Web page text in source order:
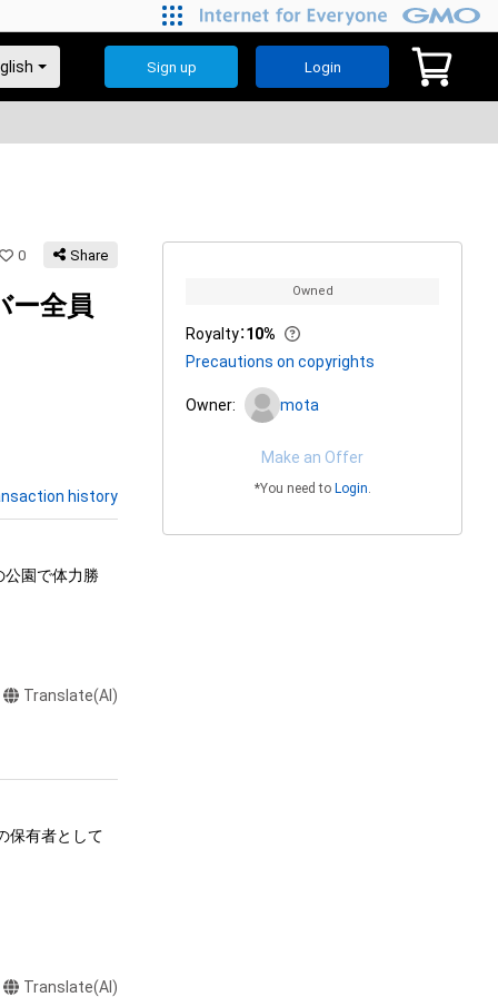
Sign up Login
0 Share
ー全員
history
公園で体力勝
Translate(AI)
保有者として
Translate(AI)
Owned
Royalty：10%
Precautions on copyrights
Owner: mota
Make an Offer
*You need to Login.